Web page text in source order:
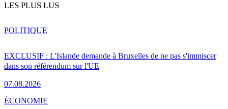
LES PLUS LUS
EXCLUSIF : L'Islande demande à Bruxelles de ne pas s'immiscer
dans son référendum sur l'UE
07.08.2026
POLITIQUE
ÉCONOMIE